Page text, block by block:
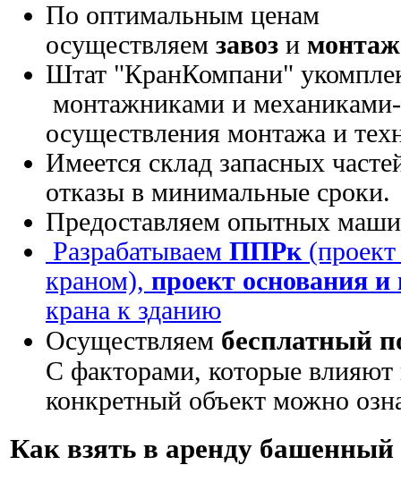
По оптимальным ценам
осуществляем завоз и монтаж
Штат "КранКомпани"
монтажниками и
осуществления монтажа и
Имеется склад запасных
отказы в минимальные сроки.
Предоставляем опытных
Разрабатываем ППРк
краном), проект основания
крана к зданию
Осуществляем бесплатный
С факторами, которые влияют
конкретный объект можно
Как взять в аренду башенный